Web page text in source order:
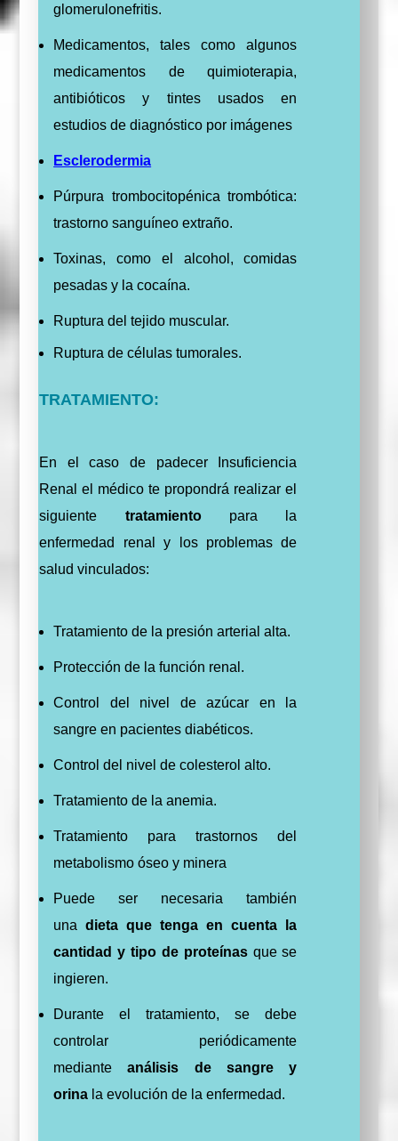
glomerulonefritis.
Medicamentos, tales como algunos
medicamentos de quimioterapia,
antibióticos y tintes usados en
estudios de diagnóstico por imágenes
Esclerodermia
Púrpura trombocitopénica trombótica:
trastorno sanguíneo extraño.
Toxinas, como el alcohol, comidas
pesadas y la cocaína.
Ruptura del tejido muscular.
Ruptura de células tumorales.
TRATAMIENTO:
En el caso de padecer Insuficiencia
Renal el médico te propondrá realizar el
siguiente tratamientopara la
enfermedad renal y los problemas de
salud vinculados:
Tratamiento de la presión arterial alta.
Protección de la función renal.
Control del nivel de azúcar en la
sangre en pacientes diabéticos.
Control del nivel de colesterol alto.
Tratamiento de la anemia.
Tratamiento para trastornos del
metabolismo óseo y minera
Puede ser necesaria también
una dieta que tenga en cuenta la
cantidad y tipo de proteínasque se
ingieren.
Durante el tratamiento, se debe
controlar periódicamente
medianteanálisis de sangre y
orina la evolución de la enfermedad.